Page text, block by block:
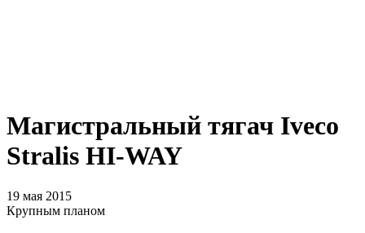
Магистральный тягач Iveco
Stralis HI-WAY
19 мая 2015
Крупным планом